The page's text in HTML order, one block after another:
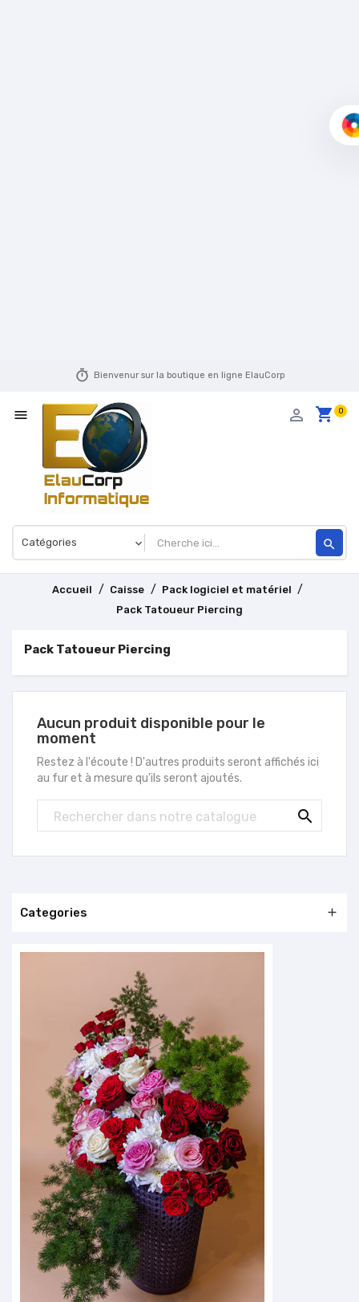
timer Bienvenur sur la boutique en ligne ElauCorp
 shopping_cart 0
person_outline
search
Accueil Caisse
Pack logiciel et matériel
Pack Tatoueur Piercing
Pack Tatoueur Piercing
Aucun produit disponible pour le
moment
Restez à l'écoute ! D'autres produits seront affichés ici
au fur et à mesure qu'ils seront ajoutés.

Categories 